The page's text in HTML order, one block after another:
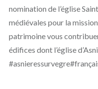
nomination de l’église
médiévales pour la
patrimoine vous
édifices dont l’église